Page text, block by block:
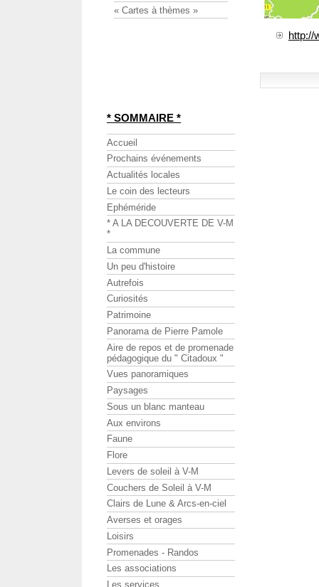
http://
« Cartes à thèmes »
* SOMMAIRE *
Accueil
Prochains événements
Actualités locales
Le coin des lecteurs
Ephéméride
* A LA DECOUVERTE DE V-M
*
La commune
Un peu d'histoire
Autrefois
Curiosités
Patrimoine
Panorama de Pierre Pamole
Aire de repos et de promenade
pédagogique du " Citadoux "
Vues panoramiques
Paysages
Sous un blanc manteau
Aux environs
Faune
Flore
Levers de soleil à V-M
Couchers de Soleil à V-M
Clairs de Lune & Arcs-en-ciel
Averses et orages
Loisirs
Promenades - Randos
Les associations
Les services